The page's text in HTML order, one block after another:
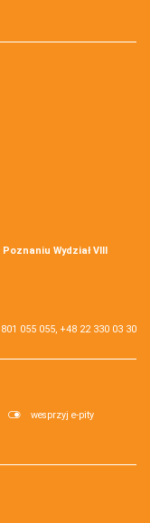
Wydział VIII
055 055, +48 22 330 03 30
wesprzyj e-pity